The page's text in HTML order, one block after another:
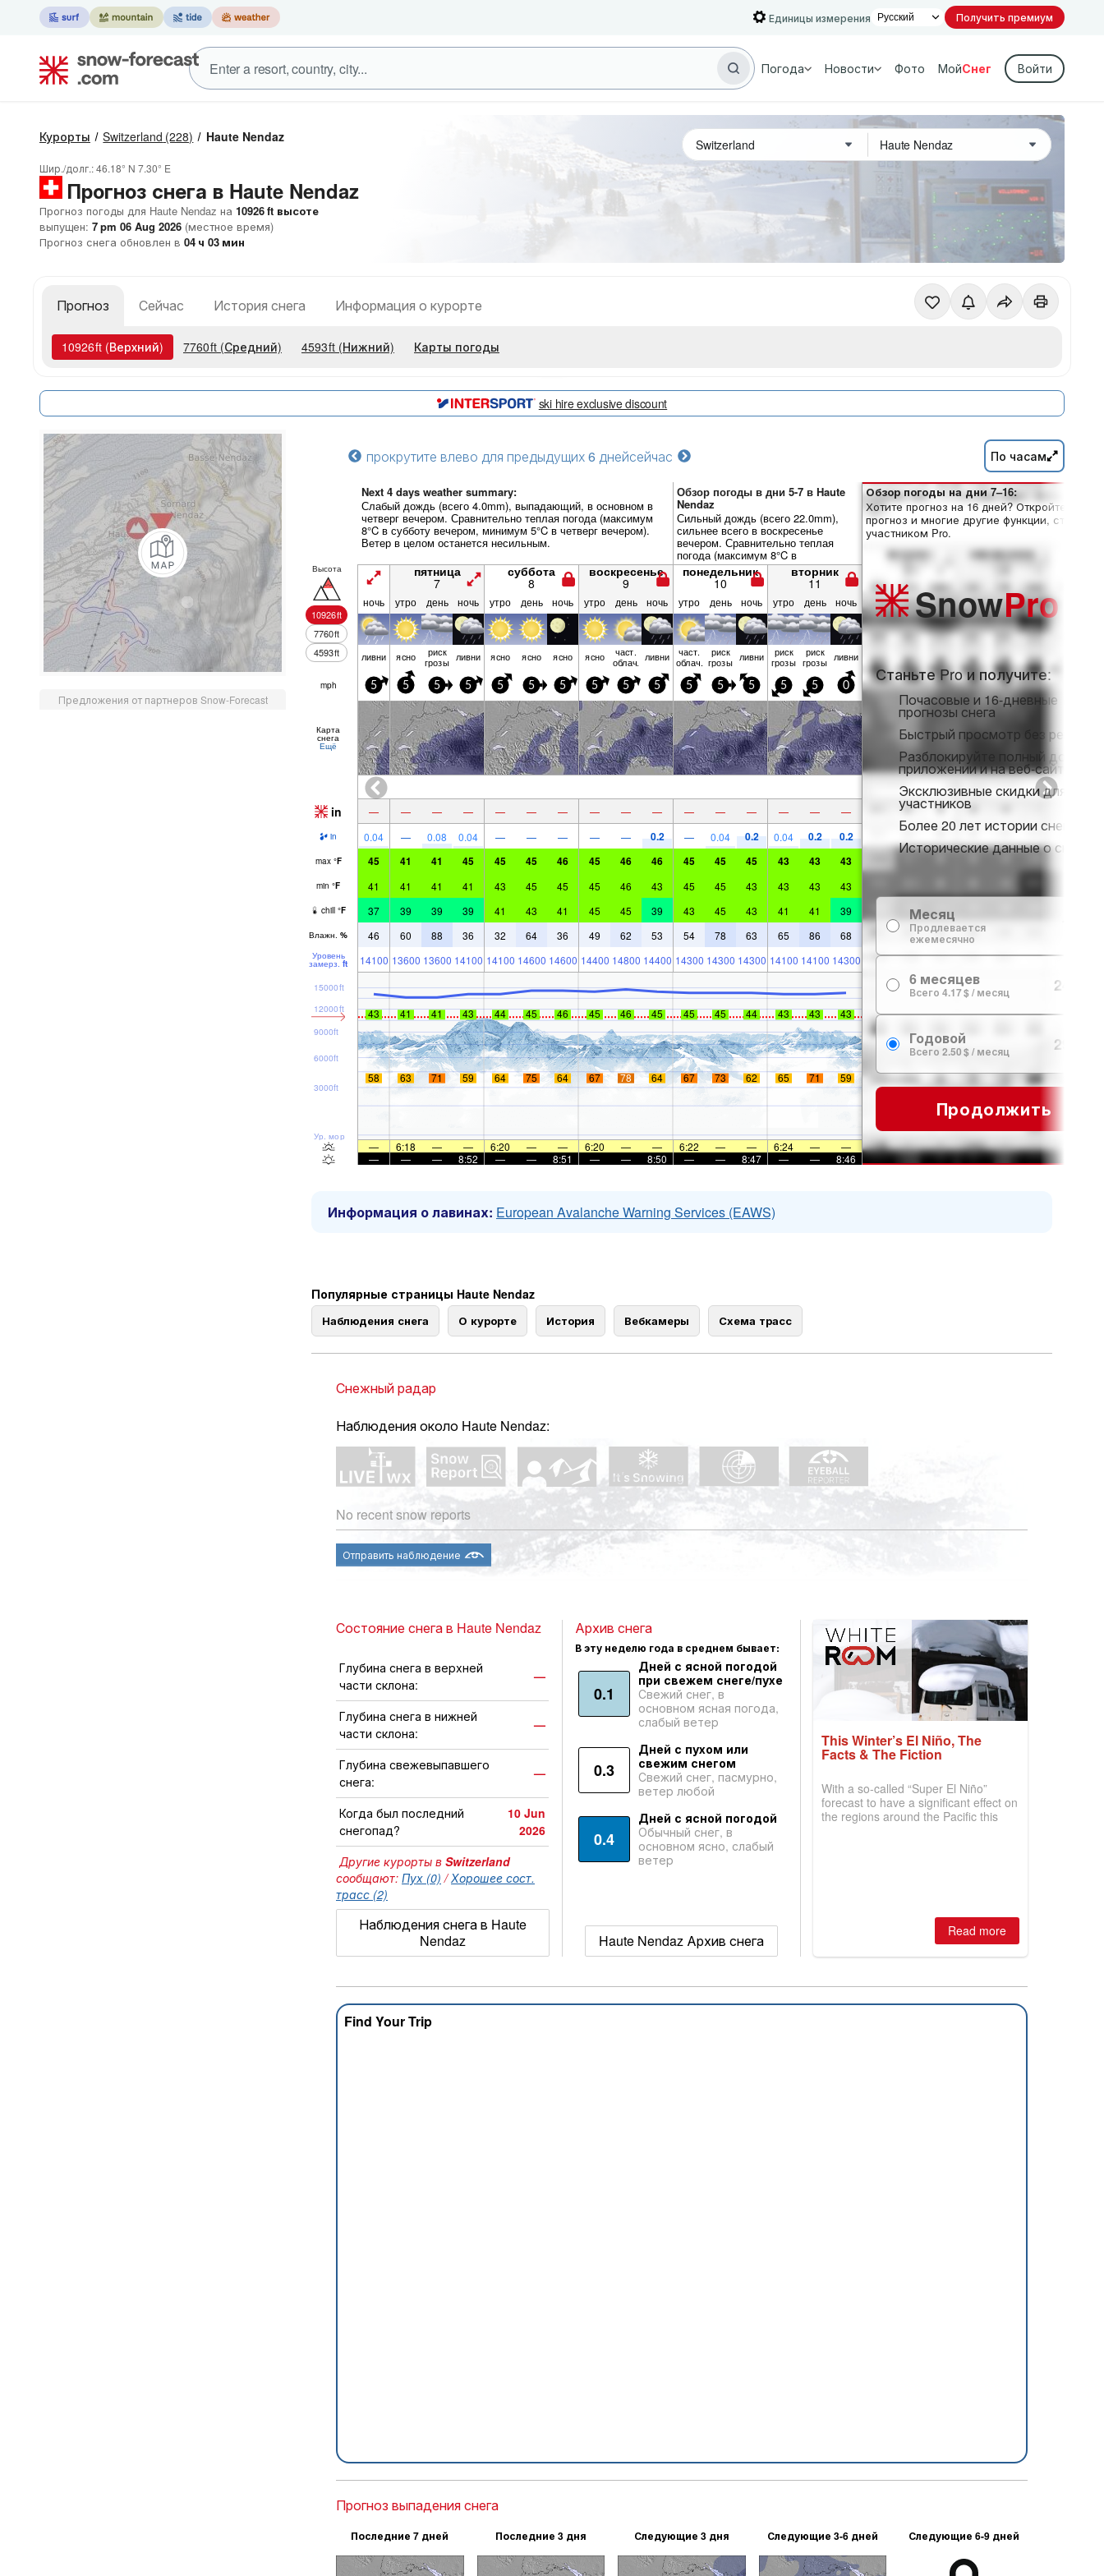
Единицы измерения Получить премиум
Погода Новости Фото МойСнег Войти
Курорты Switzerland (228) Haute Nendaz
Шир./долг.:46.18° N 7.30° E
Прогноз снега в Haute Nendaz
Прогноз погоды для Haute Nendaz на 10926ft высоте
выпущен: 7 pm 06 Aug 2026 (местное время)
Прогноз снега обновлен в 04 ч 03 мин
Прогноз Сейчас История снега Информация о курорте
10926ft (Верхний) 7760ft (Средний) 4593ft (Нижний) Карты погоды
ski hire exclusive discount
Предложения от партнеров Snow-Forecast
прокрутите влево для предыдущих 6 днейсейчас По часам
Next 4 days weather summary:
Слабый дождь (всего 4.0mm), выпадающий, в основном в
четверг вечером. Сравнительно теплая погода (максимум
8°C в субботу вечером, минимум 5°C в четверг вечером).
Ветер в целом останется несильным.
Обзор погоды в дни 5-7 в Haute
Nendaz
Сильный дождь (всего 22.0mm),
сильнее всего в воскресенье
вечером. Сравнительно теплая
погода (максимум 8°C в
воскресенье вечером, минимум 6°C
в воскресенье вечером). Ветер в
целом останется несильным.
Высота
10926ft
7760ft
4593ft
пятница
7
суббота
8
воскресенье
9
понедельник
10
вторник
11
ночь утро день ночь утро день ночь утро день ночь утро день ночь утро день ночь
ливни ясно риск
грозы ливни ясно ясно ясно ясно част.
облач. ливни част.
облач.
риск
грозы ливни риск
грозы
риск
грозы ливни
mph 5 5 5 5 5 5 5 5 5 5 5 5 5 5 5 0
Карта
снега
Ещё
in — — — — — — — — — — — — — — — —
in 0.04 — 0.08 0.04 — — — — — 0.2 — 0.04 0.2 0.04 0.2 0.2
max °F 45 41 41 45 45 45 46 45 46 46 45 45 45 43 43 43
min °F 41 41 41 41 43 45 45 45 46 43 45 45 43 43 43 43
chill °F 37 39 39 39 41 43 41 45 45 39 43 45 43 41 41 39
Влажн. % 46 60 88 36 32 64 36 49 62 53 54 78 63 65 86 68
Уровень
замерз. ft 14100 13600 13600 14100 14100 14600 14600 14400 14800 14400 14300 14300 14300 14100 14100 14300
Ур. моря
3000ft
6000ft
9000ft
12000ft
15000ft
43 41 41 43 44 45 46 45 46 45 45 45 44 43 43 43
58 63 71 59 64 75 64 67 78 64 67 73 62 65 71 59
— 6:18 — — 6:20 — — 6:20 — — 6:22 — — 6:24 —
—
—
— — 8:52 — — 8:51 — — 8:50 — — 8:47 — — 8:46
Обзор погоды на дни 7–16:
Хотите прогноз на 16 дней? Откройте
прогноз и многие другие функции, став
участником Pro.
SnowPro
Станьте Pro и получите:
Почасовые и 16-дневные
прогнозы снега
Быстрый просмотр без рекламы
Разблокируйте полный доступ
приложении и на веб-сайте
Эксклюзивные скидки для
участников
Более 20 лет истории снега
Исторические данные о снеге
Месяц
Продлевается
ежемесячно
6 месяцев
Всего 4.17 $ / месяц 24.99 $
Годовой
Всего 2.50 $ / месяц 29.99 $
Продолжить
Информация о лавинах: European Avalanche Warning Services (EAWS)
Популярные страницы Haute Nendaz
Наблюдения снега О курорте История Вебкамеры Схема трасс
Снежный радар
Наблюдения около Haute Nendaz:
No recent snow reports
Отправить наблюдение
Состояние снега в Haute Nendaz
Глубина снега в верхней
части склона:
—
Глубина снега в нижней
части склона:
—
Глубина свежевыпавшего
снега:
—
Когда был последний
снегопад?
10 Jun
2026
Другие курорты в Switzerland
сообщают: Пух (0) /Хорошее сост.
трасс (2)
Наблюдения снега в Haute
Nendaz
Архив снега
В эту неделю года в среднем бывает:
0.1
Дней с ясной погодой
при свежем снеге/пухе
Свежий снег, в
основном ясная погода,
слабый ветер
0.3
Дней с пухом или
свежим снегом
Свежий снег, пасмурно,
ветер любой
0.4
Дней с ясной погодой
Обычный снег, в
основном ясно, слабый
ветер
Haute Nendaz Архив снега
This Winter’s El Niño, The
Facts & The Fiction
With a so-called “Super El Niño”
forecast to have a significant effect on
the regions around the Pacific this
Read more
Find Your Trip
Прогноз выпадения снега
Последние 7 дней Последние 3 дня Следующие 3 дня Следующие 3-6 дней Следующие 6-9 дней